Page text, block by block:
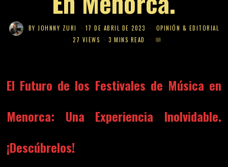
BYJOHNNY ZURI 17 DE ABRIL DE 2023
OPINIÓN & EDITORIAL
27 VIEWS
3 MINS READ
El Futuro de los Festivales de Música en
Menorca: Una Experiencia Inolvidable.
¡Descúbrelos!